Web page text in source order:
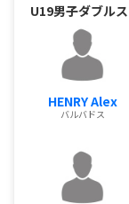
U19男子ダブル
HENRY Alex
バルバドス